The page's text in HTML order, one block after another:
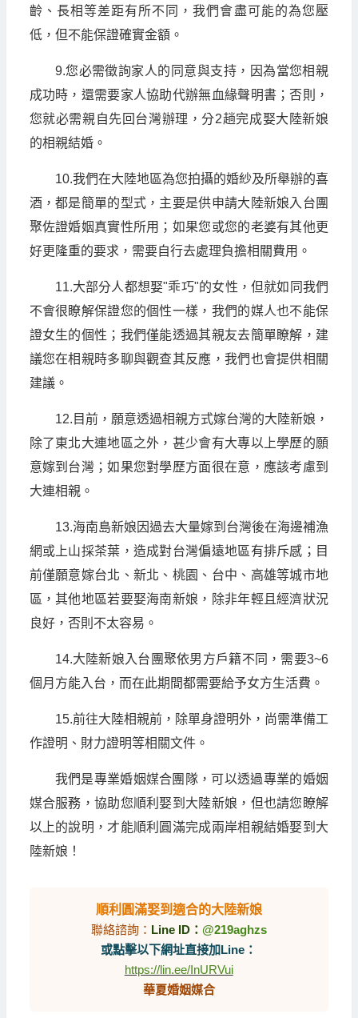
齡、長相等差距有所不同，我們會盡可能的為您壓
低，但不能保證確實金額。
9.您必需徵詢家人的同意與支持，因為當您相親
成功時，還需要家人協助代辦無血緣聲明書；否則，
您就必需親自先回台灣辦理，分2趟完成娶大陸新娘
的相親結婚。
10.我們在大陸地區為您拍攝的婚紗及所舉辦的喜
酒，都是簡單的型式，主要是供申請大陸新娘入台團
聚佐證婚姻真實性所用；如果您或您的老婆有其他更
好更隆重的要求，需要自行去處理負擔相關費用。
11.大部分人都想娶"乖巧"的女性，但就如同我們
不會很瞭解保證您的個性一樣，我們的媒人也不能保
證女生的個性；我們僅能透過其親友去簡單瞭解，建
議您在相親時多聊與觀查其反應，我們也會提供相關
建議。
12.目前，願意透過相親方式嫁台灣的大陸新娘，
除了東北大連地區之外，甚少會有大專以上學歷的願
意嫁到台灣；如果您對學歷方面很在意，應該考慮到
大連相親。
13.海南島新娘因過去大量嫁到台灣後在海邊補漁
網或上山採茶葉，造成對台灣偏遠地區有排斥感；目
前僅願意嫁台北、新北、桃園、台中、高雄等城市地
區，其他地區若要娶海南新娘，除非年輕且經濟狀況
良好，否則不太容易。
14.大陸新娘入台團聚依男方戶籍不同，需要3~6
個月方能入台，而在此期間都需要給予女方生活費。
15.前往大陸相親前，除單身證明外，尚需準備工
作證明、財力證明等相關文件。
我們是專業婚姻媒合團隊，可以透過專業的婚姻
媒合服務，協助您順利娶到大陸新娘，但也請您瞭解
以上的說明，才能順利圓滿完成兩岸相親結婚娶到大
陸新娘！
順利圓滿娶到適合的大陸新娘
聯絡諮詢： Line ID： @219aghzs
或點擊以下網址直接加Line：
https://lin.ee/InURVui
華夏婚姻媒合